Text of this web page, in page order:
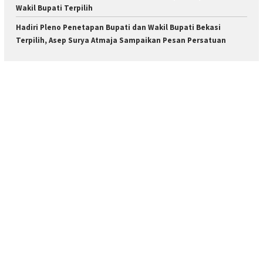
Wakil Bupati Terpilih
Hadiri Pleno Penetapan Bupati dan Wakil Bupati Bekasi
Terpilih, Asep Surya Atmaja Sampaikan Pesan Persatuan